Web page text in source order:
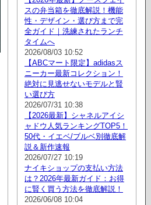
スの弁当箱を徹底解説！機能
性・デザイン・選び方まで完
全ガイド｜洗練されたランチ
タイムへ
2026/08/03 10:52
【ABCマート限定】adidasス
ニーカー最新コレクション！
絶対に見逃せないモデルと賢
い選び方
2026/07/31 10:38
【2026最新】シャネルアイシ
ャドウ人気ランキングTOP5！
50代・イエベ/ブルベ別徹底解
説＆新作速報
2026/07/27 10:19
ナイキショップの支払い方法
は？2026年最新ガイド：お得
に賢く買う方法を徹底解説！
2026/06/08 10:04